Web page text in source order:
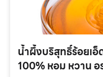
น้ำผึ้งบริสุทธิ์ร้อยเ
100% หอม หวาน